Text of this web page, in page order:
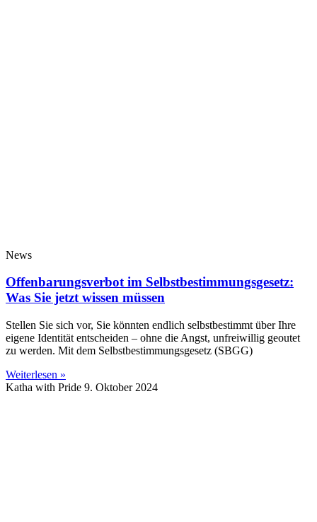
News
Offenbarungsverbot im Selbstbestimmungsgesetz:
Was Sie jetzt wissen müssen
Stellen Sie sich vor, Sie könnten endlich selbstbestimmt über Ihre
eigene Identität entscheiden – ohne die Angst, unfreiwillig geoutet
zu werden. Mit dem Selbstbestimmungsgesetz (SBGG)
Weiterlesen »
Katha with Pride 9. Oktober 2024